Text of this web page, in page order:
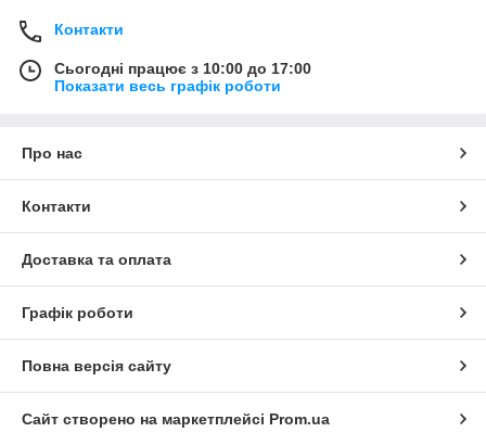
Контакти
Сьогодні працює з 10:00 до 17:00
Показати весь графік роботи
Про нас
Контакти
Доставка та оплата
Графік роботи
Повна версія сайту
Сайт створено на маркетплейсі Prom.ua